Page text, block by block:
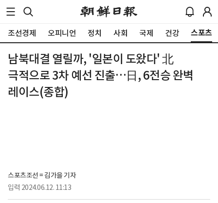
조선경제 오피니언 정치 사회 국제 건강 스포츠
남북대결 열릴까, '일본이 도왔다' 北
극적으로 3차 예선 진출…日, 6전승 완벽
레이스(종합)
스포츠조선 = 김가을 기자
입력 2024.06.12. 11:13